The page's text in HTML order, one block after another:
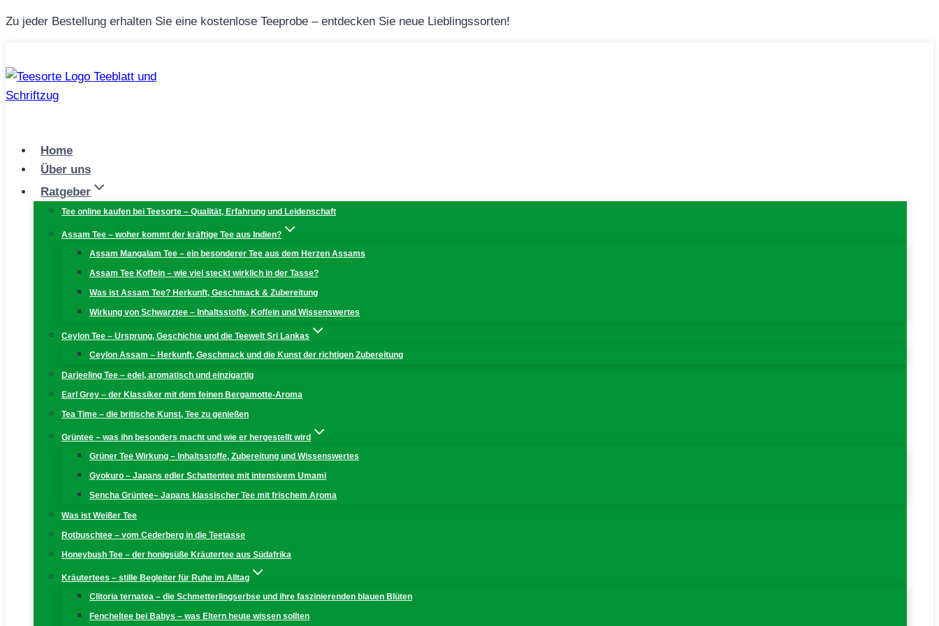
Zum
Zu jeder Bestellung erhalten Sie eine kostenlose Teeprobe – entdecken Sie neue Lieblingssorten!
Home
Über uns
Ratgeber
Tee online kaufen bei Teesorte – Qualität, Erfahrung und Leidenschaft
Assam Tee – woher kommt der kräftige Tee aus Indien?
Assam Mangalam Tee – ein besonderer Tee aus dem Herzen Assams
Assam Tee Koffein – wie viel steckt wirklich in der Tasse?
Was ist Assam Tee? Herkunft, Geschmack & Zubereitung
Wirkung von Schwarztee – Inhaltsstoffe, Koffein und Wissenswertes
Ceylon Tee – Ursprung, Geschichte und die Teewelt Sri Lankas
Ceylon Assam – Herkunft, Geschmack und die Kunst der richtigen Zubereitung
Darjeeling Tee – edel, aromatisch und einzigartig
Earl Grey – der Klassiker mit dem feinen Bergamotte-Aroma
Tea Time – die britische Kunst, Tee zu genießen
Grüntee – was ihn besonders macht und wie er hergestellt wird
Grüner Tee Wirkung – Inhaltsstoffe, Zubereitung und Wissenswertes
Gyokuro – Japans edler Schattentee mit intensivem Umami
Sencha Grüntee– Japans klassischer Tee mit frischem Aroma
Was ist Weißer Tee
Rotbuschtee – vom Cederberg in die Teetasse
Honeybush Tee – der honigsüße Kräutertee aus Südafrika
Kräutertees – stille Begleiter für Ruhe im Alltag
Clitoria ternatea – die Schmetterlingserbse und ihre faszinierenden blauen Blüten
Fencheltee bei Babys – was Eltern heute wissen sollten